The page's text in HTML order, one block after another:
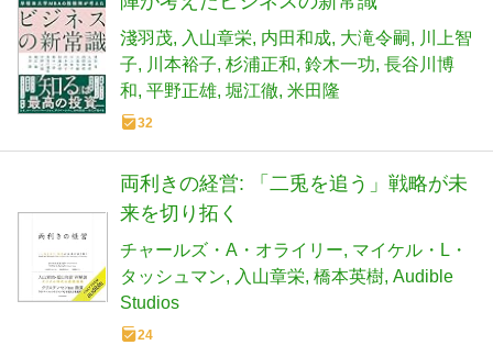
淺羽茂 入山章栄 内田和成 大滝令嗣
川上智
子
川本裕子 杉浦正和 鈴木一功 長谷川博
和 平野正雄 堀江徹 米田隆
32
両利きの経営: 「二兎を追う」戦略が未
来を切り拓く
チャールズ・A・オライリー マイケル・L・
タッシュマン
入山章栄 橋本英樹 Audible
Studios
24